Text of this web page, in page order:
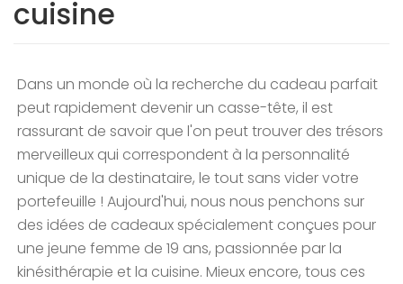
cuisine
Dans un monde où la recherche du cadeau parfait
peut rapidement devenir un casse-tête, il est
rassurant de savoir que l'on peut trouver des trésors
merveilleux qui correspondent à la personnalité
unique de la destinataire, le tout sans vider votre
portefeuille ! Aujourd'hui, nous nous penchons sur
des idées de cadeaux spécialement conçues pour
une jeune femme de 19 ans, passionnée par la
kinésithérapie et la cuisine. Mieux encore, tous ces